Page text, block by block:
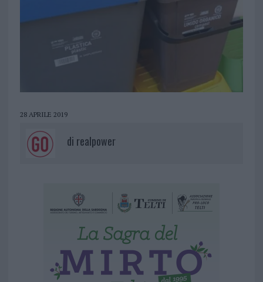
28 APRILE 2019
di realpower